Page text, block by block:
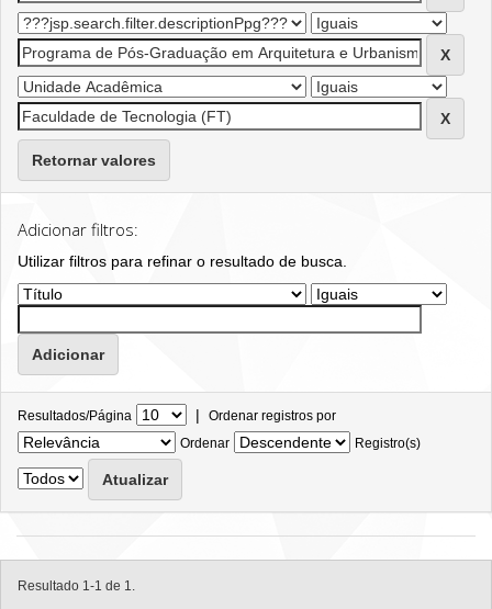
Retornar valores
Adicionar filtros:
Utilizar filtros para refinar o resultado de busca.
Resultados/Página | Ordenar registros por
Ordenar
Registro(s)
Resultado 1-1 de 1.